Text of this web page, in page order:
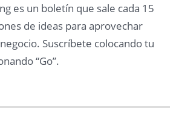
es un boletín que sale cada 15
de ideas para aprovechar
Suscríbete colocando tu
“Go”.